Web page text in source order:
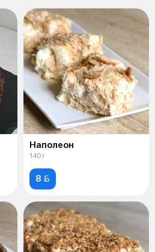
Наполеон
140 г
8 